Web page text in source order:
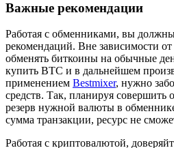
Важные рекомендации
Работая с обменниками, вы
рекомендаций. Вне зависимости
обменять биткоины на обычные
купить BTC и в дальнейшем
применением Bestmixer, нужно
средств. Так, планируя совершить
резерв нужной валюты в
сумма транзакции, ресурс не
Работая с криптовалютой,